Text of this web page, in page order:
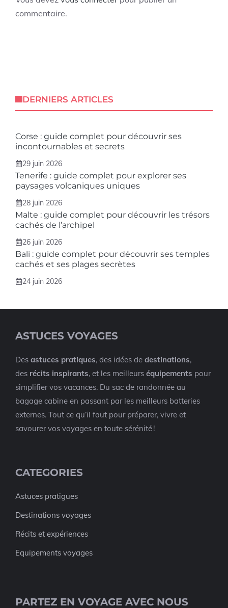
commentaire.
DERNIERS ARTICLES
Corse : guide complet pour découvrir ses
incontournables et secrets
29 juin 2026
Tenerife : guide complet pour explorer ses
paysages volcaniques uniques
28 juin 2026
Malte : guide complet pour découvrir les trésors
cachés de l’archipel
26 juin 2026
Bali : guide complet pour découvrir ses temples
cachés et ses plages secrètes
24 juin 2026
ASTUCES VOYAGES
Des astuces pratiques, des idées de destinations,
des récits inspirants, et les meilleurs équipements pour
simplifier vos vacances. Du sac de randonnée au
bagage cabine en passant par les meilleurs batteries
externes. Tout ce qu’il faut pour préparer, vivre et
savourer vos voyages en toute sérénité !
CATEGORIES
Astuces pratigues
Destinations voyages
Récits et expériences
Equipements voyages
PARTEZ EN VOYAGE AVEC NOUS